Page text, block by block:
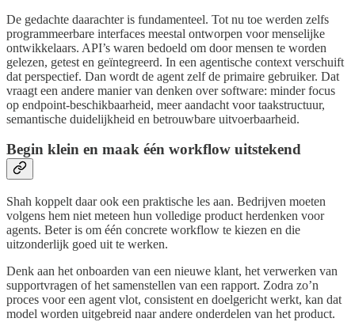
De gedachte daarachter is fundamenteel. Tot nu toe werden zelfs
programmeerbare interfaces meestal ontworpen voor menselijke
ontwikkelaars. API’s waren bedoeld om door mensen te worden
gelezen, getest en geïntegreerd. In een agentische context verschuift
dat perspectief. Dan wordt de agent zelf de primaire gebruiker. Dat
vraagt een andere manier van denken over software: minder focus
op endpoint-beschikbaarheid, meer aandacht voor taakstructuur,
semantische duidelijkheid en betrouwbare uitvoerbaarheid.
Begin klein en maak één workflow uitstekend
Shah koppelt daar ook een praktische les aan. Bedrijven moeten
volgens hem niet meteen hun volledige product herdenken voor
agents. Beter is om één concrete workflow te kiezen en die
uitzonderlijk goed uit te werken.
Denk aan het onboarden van een nieuwe klant, het verwerken van
supportvragen of het samenstellen van een rapport. Zodra zo’n
proces voor een agent vlot, consistent en doelgericht werkt, kan dat
model worden uitgebreid naar andere onderdelen van het product.